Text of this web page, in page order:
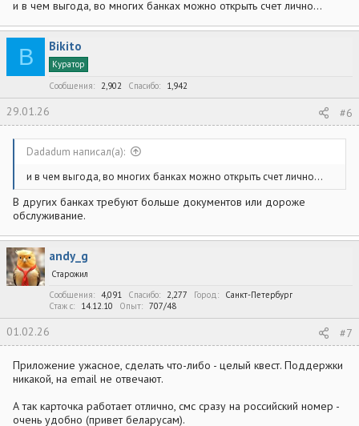
и в чем выгода, во многих банках можно открыть счет лично...
B Bikito
Куратор
Сообщения
2,902 Спасибо 1,942
29.01.26 #6
Dadadum написал(а):
и в чем выгода, во многих банках можно открыть счет лично...
В других банках требуют больше документов или дороже
обслуживание.
andy_g
Старожил
Сообщения
4,091 Спасибо 2,277 Город
Санкт-Петербург
Стаж c
14.12.10 Опыт 707/48
01.02.26 #7
Приложение ужасное, сделать что-либо - целый квест. Поддержки
никакой, на email не отвечают.
А так карточка работает отлично, смс сразу на российский номер -
очень удобно (привет беларусам).